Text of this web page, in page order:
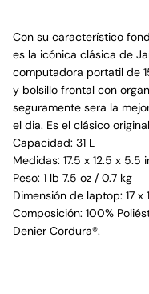
Con su característico
es la icónica clásica de
computadora portatil de
y bolsillo frontal con
seguramente sera la
el dia. Es el clásico
Capacidad: 31 L
Medidas: 17.5 x 12.5 x
Peso: 1 lb 7.5 oz / 0.7 kg
Dimensión de laptop: 17 x
Composición: 100%
Denier Cordura®.